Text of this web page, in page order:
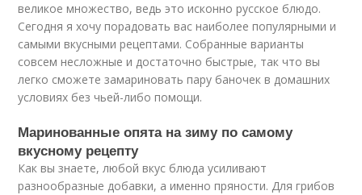
великое множество, ведь это исконно русское блюдо.
Сегодня я хочу порадовать вас наиболее популярными и
самыми вкусными рецептами. Собранные варианты
совсем несложные и достаточно быстрые, так что вы
легко сможете замариновать пару баночек в домашних
условиях без чьей-либо помощи.
Маринованные опята на зиму по самому
вкусному рецепту
Как вы знаете, любой вкус блюда усиливают
разнообразные добавки, а именно пряности. Для грибов